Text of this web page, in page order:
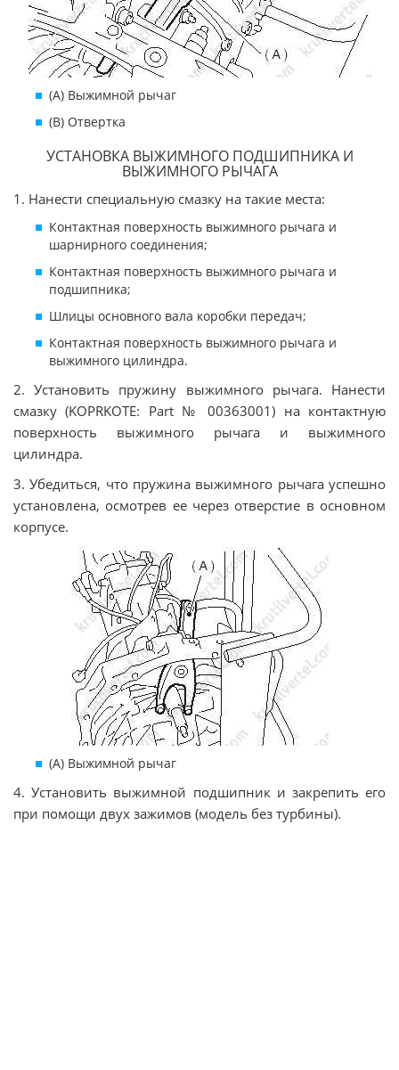
(А) Выжимной рычаг
(В) Отвертка
УСТАНОВКА ВЫЖИМНОГО ПОДШИПНИКА И
ВЫЖИМНОГО РЫЧАГА
1. Нанести специальную смазку на такие места:
Контактная поверхность выжимного рычага и
шарнирного соединения;
Контактная поверхность выжимного рычага и
подшипника;
Шлицы основного вала коробки передач;
Контактная поверхность выжимного рычага и
выжимного цилиндра.
2. Установить пружину выжимного рычага. Нанести
смазку (KOPRKOTE: Part № 00363001) на контактную
поверхность выжимного рычага и выжимного
цилиндра.
3. Убедиться, что пружина выжимного рычага успешно
установлена, осмотрев ее через отверстие в основном
корпусе.
(А) Выжимной рычаг
4. Установить выжимной подшипник и закрепить его
при помощи двух зажимов (модель без турбины).